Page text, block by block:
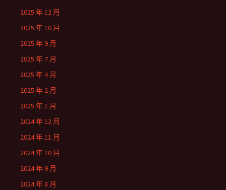
2025 年 12 月
2025 年 10 月
2025 年 9 月
2025 年 7 月
2025 年 4 月
2025 年 2 月
2025 年 1 月
2024 年 12 月
2024 年 11 月
2024 年 10 月
2024 年 9 月
2024 年 8 月